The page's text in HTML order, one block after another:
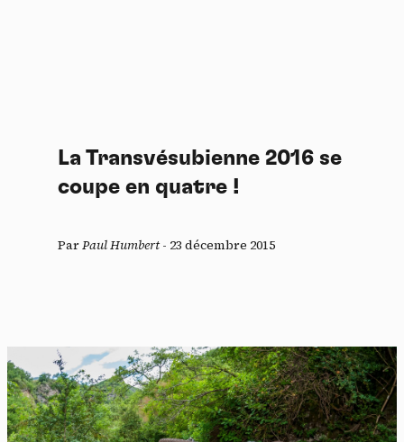
La Transvésubienne 2016 se
coupe en quatre !
ParPaul Humbert- 23 décembre 2015